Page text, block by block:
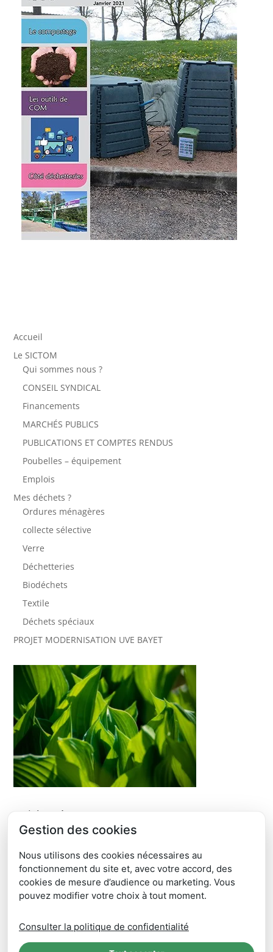
Accueil
Le SICTOM
Qui sommes nous ?
CONSEIL SYNDICAL
Financements
MARCHÉS PUBLICS
PUBLICATIONS ET COMPTES RENDUS
Poubelles – équipement
Emplois
Mes déchets ?
Ordures ménagères
collecte sélective
Verre
Déchetteries
Biodéchets
Textile
Déchets spéciaux
PROJET MODERNISATION UVE BAYET
Articles récents
ÉTUDE DE FAISABILITÉ DÉVELOPPEMENT ORGANISATION
JOURNÉE PORTES OUVERTES SICTOM RM – SAMEDI 6 JUIN
2026
CHANGEMENT TOURNÉES 2026 – à partir du 18 mai 2026
CLIIINK C’est fini
Gestion des cookies
Nous utilisons des cookies nécessaires au
fonctionnement du site et, avec votre accord, des
cookies de mesure d’audience ou marketing. Vous
pouvez modifier votre choix à tout moment.
Consulter la politique de confidentialité